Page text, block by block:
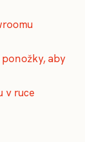
aby
v ruce